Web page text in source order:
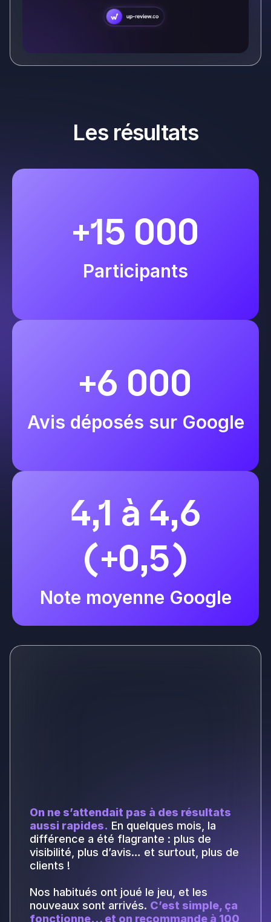
Les résultats
+15 000
Participants
+6 000
Avis déposés sur Google
4,1 à 4,6
(+0,5)
Note moyenne Google
On ne s’attendait pas à des résultats
aussi rapides. En quelques mois, la
différence a été flagrante : plus de
visibilité, plus d’avis… et surtout, plus de
clients !
Nos habitués ont joué le jeu, et les
nouveaux sont arrivés. C’est simple, ça
fonctionne… et on recommande à 100